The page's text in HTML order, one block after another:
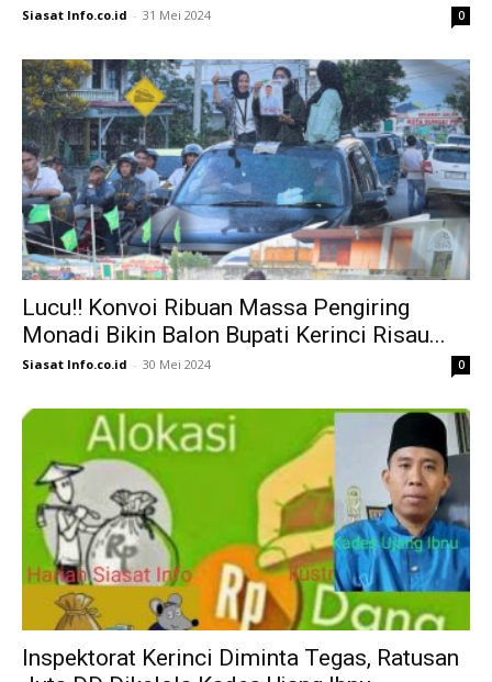
Siasat Info.co.id - 31 Mei 2024 0
Lucu!! Konvoi Ribuan Massa Pengiring
Monadi Bikin Balon Bupati Kerinci Risau...
Siasat Info.co.id - 30 Mei 2024 0
Inspektorat Kerinci Diminta Tegas, Ratusan